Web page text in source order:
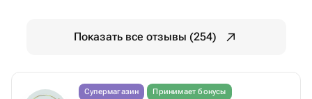
Показать все отзывы (254)
Супермагазин Принимает бонусы